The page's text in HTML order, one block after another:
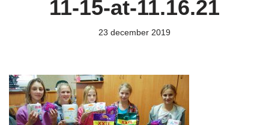
11-15-at-11.16.21
23 december 2019